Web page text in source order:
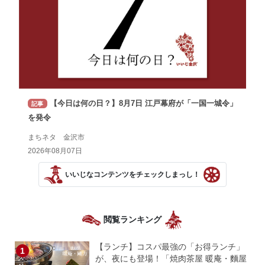
記事
【今日は何の日？】8月7日 江戸幕府が「一国一城令」
を発令
まちネタ 金沢市
2026年08月07日
いいじなコンテンツをチェックしまっし！
閲覧ランキング
【ランチ】コスパ最強の「お得ランチ」
が、夜にも登場！「焼肉茶屋 暖庵・麵屋